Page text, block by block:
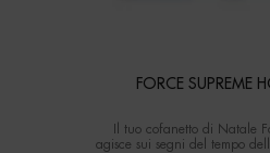
FORCE SUPREME
Il tuo cofanetto di Natale
agisce sui segni del tempo